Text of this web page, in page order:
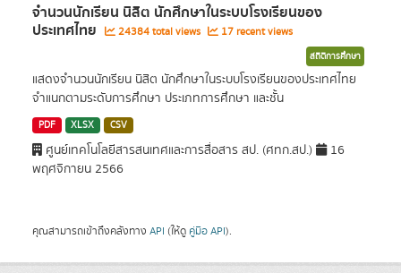
จำนวนนักเรียน นิสิต นักศึกษาในระบบโรงเรียนของ
ประเทศไทย 24384 total views 17 recent views
สถิติการศึกษา
แสดงจำนวนนักเรียน นิสิต นักศึกษาในระบบโรงเรียนของประเทศไทย
จำแนกตามระดับการศึกษา ประเภทการศึกษา และชั้น
PDF XLSX CSV
ศูนย์เทคโนโลยีสารสนเทศและการสื่อสาร สป. (ศทก.สป.)
16
พฤศจิกายน 2566
คุณสามารถเข้าถึงคลังทาง API (ให้ดู คู่มือ API).